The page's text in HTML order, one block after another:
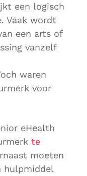
een logisch
Vaak wordt
een arts of
vanzelf
waren
voor
eHealth
te
moeten
hulpmiddel